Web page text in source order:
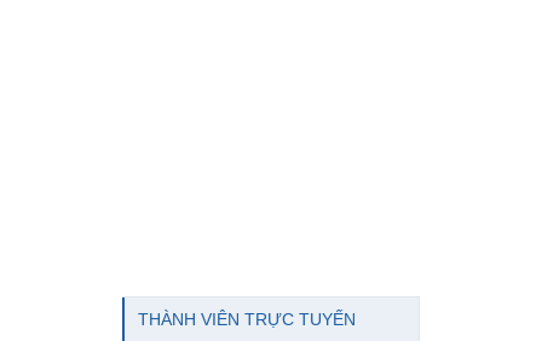
THÀNH VIÊN TRỰC TUYẾN